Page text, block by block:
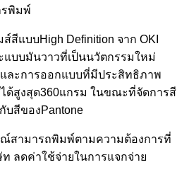
รพิมพ์
ส์สีแบบHigh Definition จาก OKI
บบมันวาวที่เป็นนวัตกรรมใหม่
ละการออกแบบที่มีประสิทธิภาพ
ด้สูงสุด360แกรม ในขณะที่จัดการสี
บสีของPantone
สามารถพิมพ์ตามความต้องการที่
ลดค่าใช้จ่ายในการแจกจ่าย